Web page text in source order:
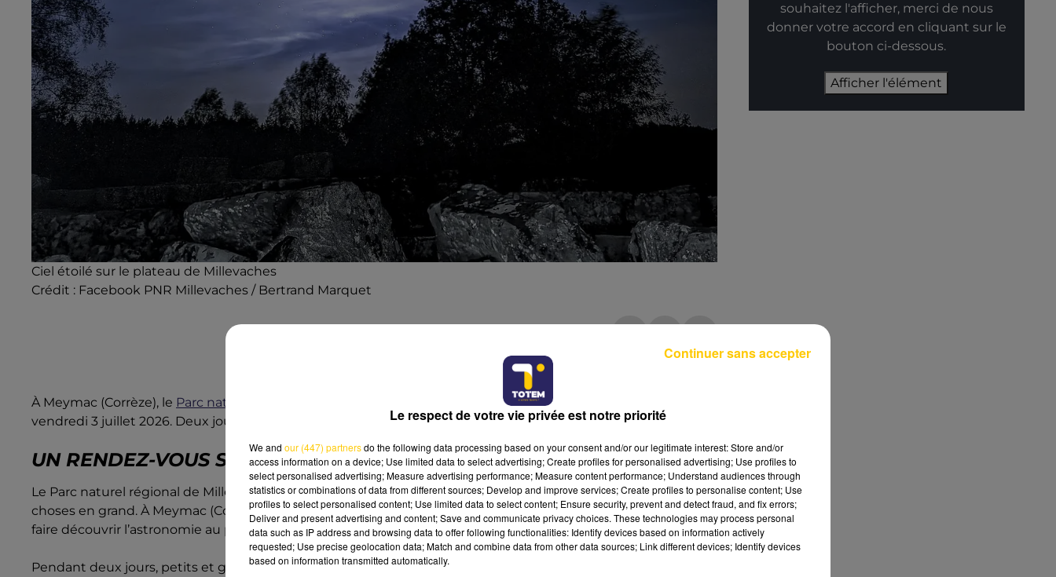
Ciel étoilé sur le plateau de Millevaches
Crédit : Facebook PNR Millevaches / Bertrand Marquet
À Meymac (Corrèze), le Parc naturel régional de Millevaches accueille la 3ᵉ édition de l’
vendredi 3 juillet 2026. Deux jours dédiés à l’astronomie, accessibles à tous.
UN RENDEZ-VOUS SOUS LES ÉTOILES À MEYMAC
Le Parc naturel régional de Millevaches, reconnu pour la qualité exceptionnelle de son ciel étoilé, voit les
choses en grand. À Meymac (Corrèze), la 3ᵉ édition de l’Astrofête s’ouvre ce vendredi 3 juillet, avec un objectif :
faire découvrir l’astronomie au plus grand nombre.
Pendant deux jours, petits et grands pourront participer à des animations, des conférences et des sessions
souhaitez l'afficher, merci de nous
donner votre accord en cliquant sur le
bouton ci-dessous.
Afficher l'élément
Le respect de votre vie privée est notre priorité
We and our (447) partnersdo the following data processing based on your consent and/or our legitimate interest: Store and/or
access information on a device; Use limited data to select advertising; Create profiles for personalised advertising; Use profiles to
select personalised advertising; Measure advertising performance; Measure content performance; Understand audiences through
statistics or combinations of data from different sources; Develop and improve services; Create profiles to personalise content; Use
profiles to select personalised content; Use limited data to select content; Ensure security, prevent and detect fraud, and fix errors;
Deliver and present advertising and content; Save and communicate privacy choices. These technologies may process personal
data such as IP address and browsing data to offer following functionalities: Identify devices based on information actively
requested; Use precise geolocation data; Match and combine data from other data sources; Link different devices; Identify devices
based on information transmitted automatically.
Continuer sans accepter